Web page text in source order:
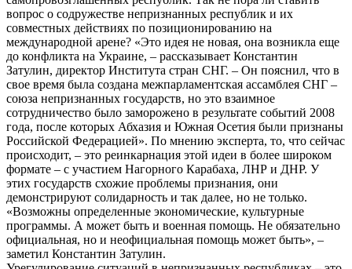
вопрос о содружестве непризнанных республик и их
совместных действиях по позиционированию на
международной арене? «Это идея не новая, она возникла еще
до конфликта на Украине, – рассказывает Константин
Затулин, директор Института стран СНГ. – Он пояснил, что в
свое время была создана межпарламентская ассамблея СНГ –
союза непризнанных государств, но это взаимное
сотрудничество было заморожено в результате событий 2008
года, после которых Абхазия и Южная Осетия были признаны
Российской Федерацией». По мнению эксперта, то, что сейчас
происходит, – это реинкарнация этой идеи в более широком
формате – с участием Нагорного Карабаха, ЛНР и ДНР. У
этих государств схожие проблемы признания, они
демонстрируют солидарность и так далее, но не только.
«Возможны определенные экономические, культурные
программы. А может быть и военная помощь. Не обязательно
официальная, но и неофициальная помощь может быть», –
заметил Константин Затулин.